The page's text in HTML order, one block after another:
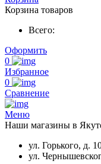
Корзина товаров
Всего:
Оформить
0
Избранное
0
Сравнение
Меню
Наши магазины в
ул. Горького, д.
ул.